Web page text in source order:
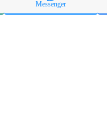
Messenger